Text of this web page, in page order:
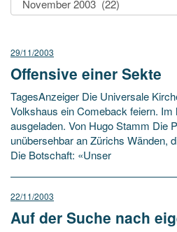
29/11/2003
Offensive einer Sekte
TagesAnzeiger Die Universale
Volkshaus ein Comeback feiern.
ausgeladen. Von Hugo Stamm Die
unübersehbar an Zürichs Wänden,
Die Botschaft: «Unser
22/11/2003
Auf der Suche nach